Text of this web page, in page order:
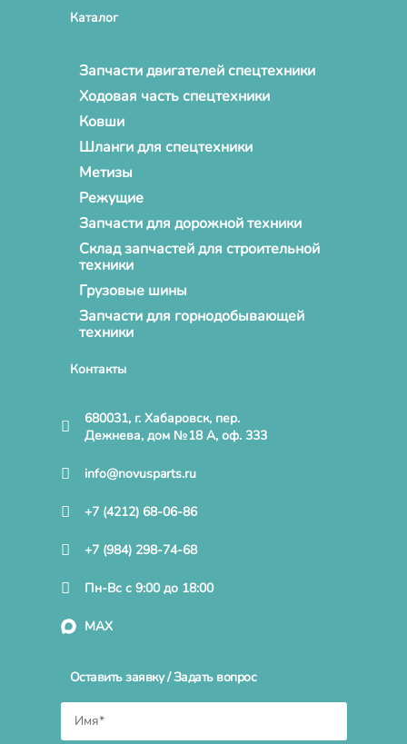
Каталог
Запчасти двигателей спецтехники
Ходовая часть спецтехники
Ковши
Шланги для спецтехники
Метизы
Режущие
Запчасти для дорожной техники
Склад запчастей для строительной
техники
Грузовые шины
Запчасти для горнодобывающей
техники
Контакты
680031, г. Хабаровск, пер.
Дежнева, дом №18 А, оф. 333
info@novusparts.ru
+7 (4212) 68-06-86
+7 (984) 298-74-68
Пн-Вс с 9:00 до 18:00
MAX
Оставить заявку / Задать вопрос